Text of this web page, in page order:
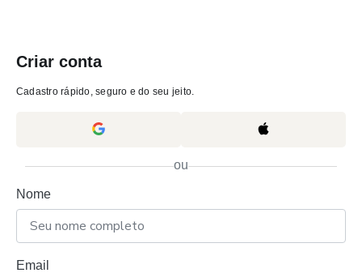
Criar conta
Cadastro rápido, seguro e do seu jeito.
ou
Nome
Email